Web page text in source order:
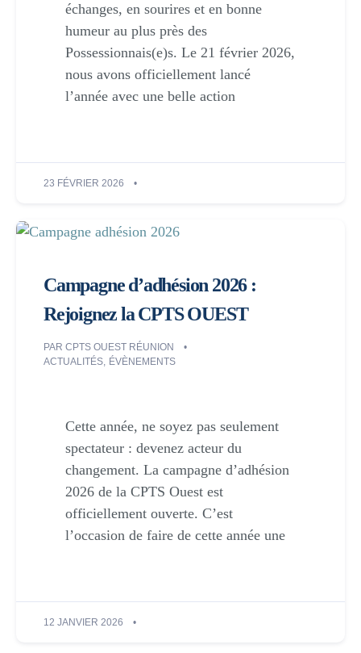
échanges, en sourires et en bonne
humeur au plus près des
Possessionnais(e)s. Le 21 février 2026,
nous avons officiellement lancé
l’année avec une belle action
23 FÉVRIER 2026
Campagne d’adhésion 2026 :
Rejoignez la CPTS OUEST
PAR CPTS OUEST RÉUNION
ACTUALITÉS ÉVÈNEMENTS
Cette année, ne soyez pas seulement
spectateur : devenez acteur du
changement. La campagne d’adhésion
2026 de la CPTS Ouest est
officiellement ouverte. C’est
l’occasion de faire de cette année une
12 JANVIER 2026